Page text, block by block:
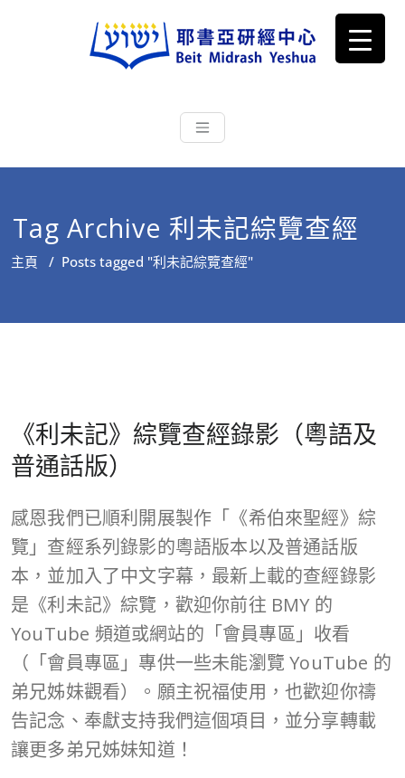
耶書亞研經中心
根源明白聖經，成為更好的門徒
Tag Archive 利未記綜覽查經
主頁 / Posts tagged "利未記綜覽查經"
《利未記》綜覽查經錄影（粵語及
普通話版）
感恩我們已順利開展製作「《希伯來聖經》綜
覽」查經系列錄影的粵語版本以及普通話版
本，並加入了中文字幕，最新上載的查經錄影
是《利未記》綜覽，歡迎你前往 BMY 的
YouTube 頻道或網站的「會員專區」收看
（「會員專區」專供一些未能瀏覽 YouTube 的
弟兄姊妹觀看）。願主祝福使用，也歡迎你禱
告記念、奉獻支持我們這個項目，並分享轉載
讓更多弟兄姊妹知道！